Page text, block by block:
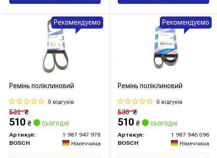
Ремінь поліклиновий
0 відгуків
531₴
510 ₴ сьогодні
Артикул:
1 987 947 978
BOSCH
Німеччина
Рекомендуємо
Ремінь поліклиновий
0 відгуків
536₴
510 ₴ сьогодні
Артикул:
1 987 946 096
BOSCH
Німеччина
Рекомендуємо